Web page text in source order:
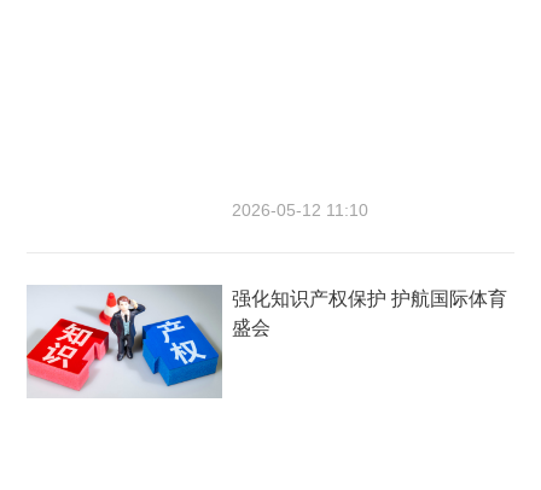
2026-05-12 11:10
强化知识产权保护 护航国际体育
盛​会